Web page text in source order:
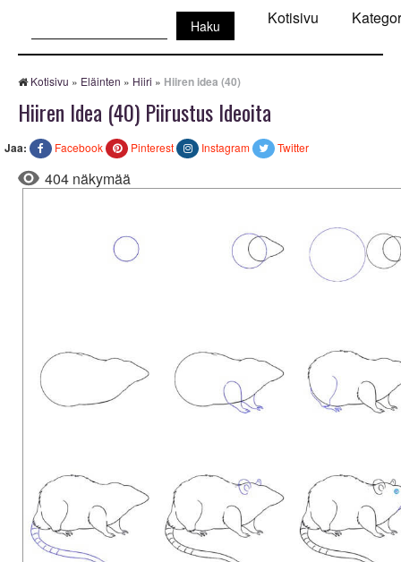
Kotisivu
Kotisivu » Eläinten » Hiiri » Hiiren idea (40)
Hiiren Idea (40) Piirustus Ideoita
Jaa: Facebook Pinterest Instagram Twitter
404 näkymää